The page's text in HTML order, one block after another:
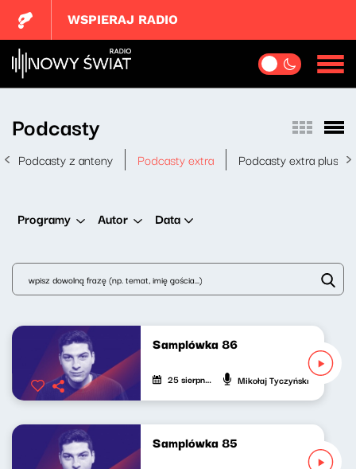
WSPIERAJ RADIO
Podcasty
Podcasty z anteny Podcasty extra Podcasty extra plus
Programy Autor Data
Samplówka 86
25 sierpnia 2025 Mikołaj Tyczyński
Samplówka 85